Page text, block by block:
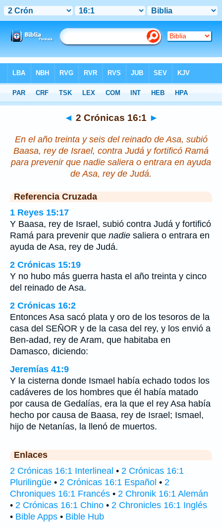
>2 Crónicas Capítulo 16 > Verso 1
◄ 2 Crónicas 16:1 ►
En el año treinta y seis del reinado de Asa, subió
Baasa, rey de Israel, contra Judá y fortificó Ramá
para prevenir que nadie saliera o entrara en ayuda
de Asa, rey de Judá.
Referencia Cruzada
1 Reyes 15:17
Y Baasa, rey de Israel, subió contra Judá y fortificó
Ramá para prevenir que nadie saliera o entrara en
ayuda de Asa, rey de Judá.
2 Crónicas 15:19
Y no hubo más guerra hasta el año treinta y cinco
del reinado de Asa.
2 Crónicas 16:2
Entonces Asa sacó plata y oro de los tesoros de la
casa del SEÑOR y de la casa del rey, y los envió a
Ben-adad, rey de Aram, que habitaba en
Damasco, diciendo:
Jeremías 41:9
Y la cisterna donde Ismael había echado todos los
cadáveres de los hombres que él había matado
por causa de Gedalías, era la que el rey Asa había
hecho por causa de Baasa, rey de Israel; Ismael,
hijo de Netanías, la llenó de muertos.
Enlaces
2 Crónicas 16:1 Interlineal • 2 Crónicas 16:1
Plurilingüe • 2 Crónicas 16:1 Español • 2
Chroniques 16:1 Francés • 2 Chronik 16:1 Alemán
• 2 Crónicas 16:1 Chino • 2 Chronicles 16:1 Inglés
• Bible Apps • Bible Hub